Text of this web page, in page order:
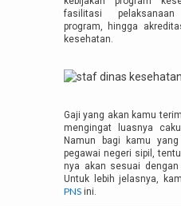
fasilitasi
program, hingga
kesehatan.
Gaji yang akan kamu
mengingat luasnya
Namun bagi kamu
pegawai negeri sipil,
nya akan sesuai
Untuk lebih jelasnya,
PNS ini.